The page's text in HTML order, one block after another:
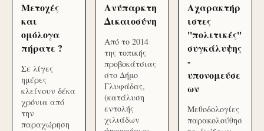
Μετοχές
και
ομόλογα
πήρατε ?
Σε λίγες
ημέρες
κλείνουν δέκα
χρόνια από
την
παραχώρηση
Ανύπαρκτη
Δικαιοσύνη
Από το 2014
της τοπικής
προβοκάτσιας
στο Δήμο
Γλυφάδας,
(κατάλυση
εντολής
χιλιάδων
Αχαρακτήρ
ιστες
''πολιτικές''
συγκάλυψης
-
υπονομεύσε
ων
Μεθοδολογίες
παρακολούθησ